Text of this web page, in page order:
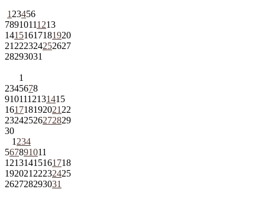
1 23456
78910111213
14151617181920
21 222324252627
28293031
1
2345678
9101112131415
161718192021 22
23242526272829
30
1 234
567891011
12131415161718
192021 22232425
262728293031